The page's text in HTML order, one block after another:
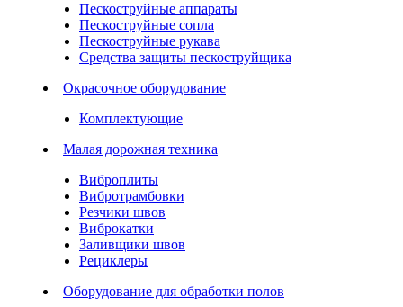
Пескоструйные аппараты
Пескоструйные сопла
Пескоструйные рукава
Средства защиты пескоструйщика
Окрасочное оборудование
Комплектующие
Малая дорожная техника
Виброплиты
Вибротрамбовки
Резчики швов
Виброкатки
Заливщики швов
Рециклеры
Оборудование для обработки полов